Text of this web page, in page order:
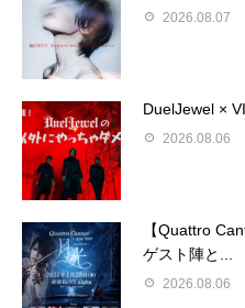
2026.08.07
DuelJewel ×
2026.08.06
【Quattro
ゲスト陣と...
2026.08.06